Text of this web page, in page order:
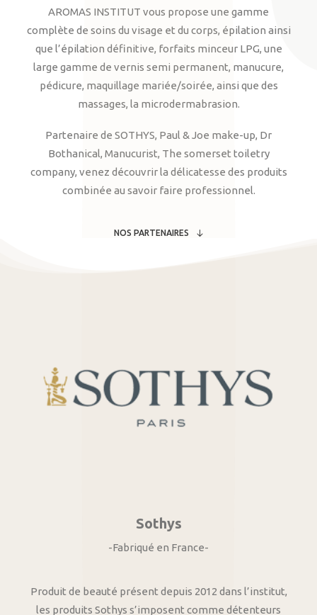
AROMAS INSTITUT vous propose une gamme
complète de soins du visage et du corps, épilation ainsi
que l’épilation définitive, forfaits minceur LPG, une
large gamme de vernis semi permanent, manucure,
pédicure, maquillage mariée/soirée, ainsi que des
massages, la microdermabrasion.
Partenaire de SOTHYS, Paul & Joe make-up, Dr
Bothanical, Manucurist, The somerset toiletry
company, venez découvrir la délicatesse des produits
combinée au savoir faire professionnel.
NOS PARTENAIRES
Sothys
-Fabriqué en France-
Produit de beauté présent depuis 2012 dans l’institut,
les produits Sothys s’imposent comme détenteurs